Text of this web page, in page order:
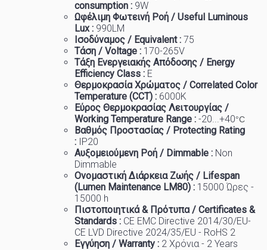
consumption : 9W
Ωφέλιμη Φωτεινή Ροή / Useful Luminous
Lux : 990LM
Ισοδύναμος / Equivalent : 75
Τάση / Voltage : 170-265V
Τάξη Ενεργειακής Απόδοσης / Energy
Efficiency Class : Ε
Θερμοκρασία Χρώματος / Correlated Color
Temperature (CCT) : 6000K
Εύρος Θερμοκρασίας Λειτουργίας /
Working Temperature Range : -20...+40°C
Βαθμός Προστασίας / Protecting Rating
: IP20
Αυξομειούμενη Ροή / Dimmable : Non
Dimmable
Ονομαστική Διάρκεια Ζωής / Lifespan
(Lumen Maintenance LM80) : 15000 Ώρες -
15000 h
Πιστοποιητικά & Πρότυπα / Certificates &
Standards : CE EMC Directive 2014/30/EU-
CE LVD Directive 2024/35/EU - RoHS 2
Εγγύηση / Warranty : 2 Χρόνια - 2 Years